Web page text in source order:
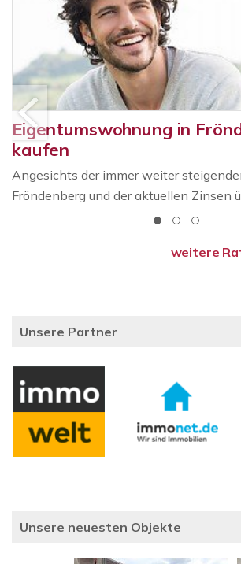
Eigentumswohnung in
kaufen
Angesichts der immer weiter
Fröndenberg und der aktuellen Zinsen
weitere
Unsere Partner
Unsere neuesten Objekte